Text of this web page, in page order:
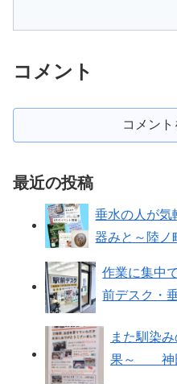
コメント
コメン
最近の投稿
垂水の人が気
器みと～陸
作業に集中
前デスク・
また馴染
果～ 神